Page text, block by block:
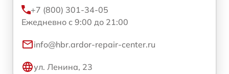
+7 (800) 301-34-05
Ежедневно с 9:00 до 21:00
info@hbr.ardor-repair-center.ru
ул. Ленина, 23